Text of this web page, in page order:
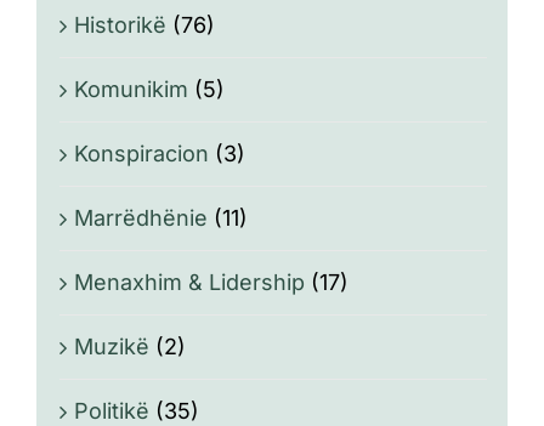
Historikë (76)
Komunikim (5)
Konspiracion (3)
Marrëdhënie (11)
Menaxhim & Lidership (17)
Muzikë (2)
Politikë (35)